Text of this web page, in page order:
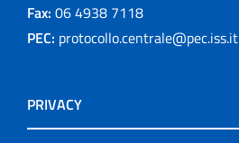
Fax: 06 4938 7118
PEC: protocollo.centrale@pec.iss.it
PRIVACY